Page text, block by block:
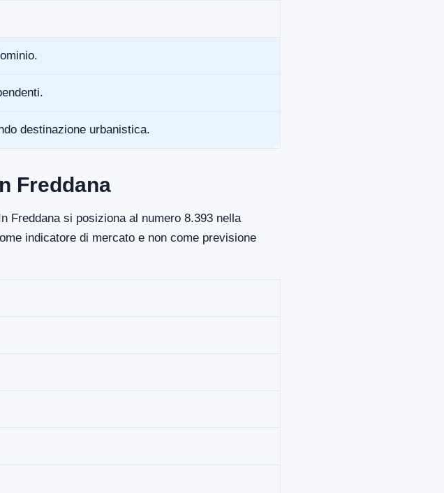
destinazione urbanistica.
Freddana
Freddana si posiziona al numero 8.393 nella
indicatore di mercato e non come previsione